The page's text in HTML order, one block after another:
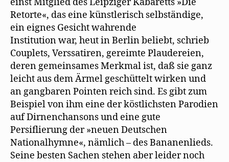
Retorte«, das eine künstlerisch selbständige,
ein eignes Gesicht wahrende
Institution war, heut in Berlin beliebt, schrieb
Couplets, Verssatiren, gereimte Plaudereien,
deren gemeinsames Merkmal ist, daß sie ganz
leicht aus dem Ärmel geschüttelt wirken und
an gangbaren Pointen reich sind. Es gibt zum
Beispiel von ihm eine der köstlichsten Parodien
auf Dirnenchansons und eine gute
Persiflierung der »neuen Deutschen
Nationalhymne«, nämlich – des Bananenlieds.
Seine besten Sachen stehen aber leider noch